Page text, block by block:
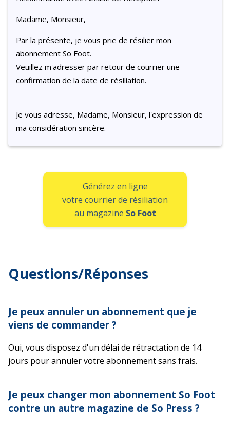
Madame, Monsieur,
Par la présente, je vous prie de résilier mon
abonnement So Foot.
Veuillez m'adresser par retour de courrier une
confirmation de la date de résiliation.
Je vous adresse, Madame, Monsieur, l'expression de
ma considération sincère.
Générez en ligne
votre courrier de résiliation
au magazine So Foot
Questions/Réponses
Je peux annuler un abonnement que je
viens de commander ?
Oui, vous disposez d'un délai de rétractation de 14
jours pour annuler votre abonnement sans frais.
Je peux changer mon abonnement So Foot
contre un autre magazine de So Press ?